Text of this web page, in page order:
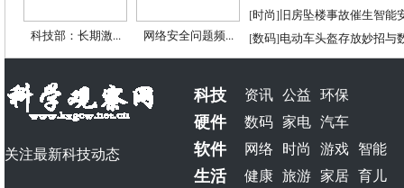
科技部：长期激... 网络安全问题频...
[时尚]旧房坠楼事故催生智能
[数码]电动车头盔存放妙招与
关注最新科技动态
科技 资讯 公益 环保
硬件 数码 家电 汽车
软件 网络 时尚 游戏 智能
生活 健康 旅游 家居 育儿